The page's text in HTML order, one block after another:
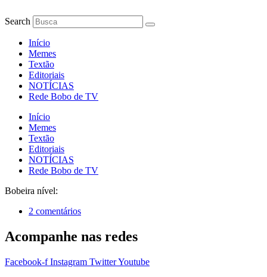
para
conteúdo
Search
Início
Memes
Textão
Editoriais
NOTÍCIAS
Rede Bobo de TV
Início
Memes
Textão
Editoriais
NOTÍCIAS
Rede Bobo de TV
Bobeira nível:
2 comentários
Acompanhe nas redes
Facebook-f Instagram TwitterYoutube